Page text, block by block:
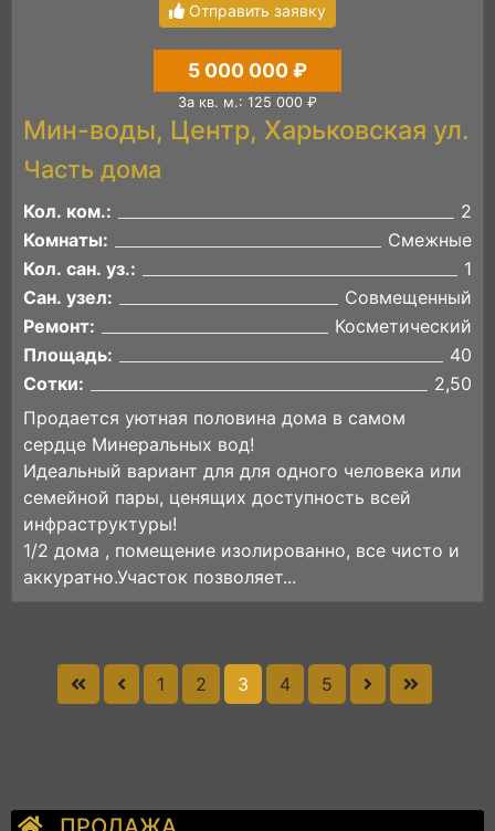
Отправить заявку
5 000 000 ₽
За кв. м.: 125 000 ₽
Мин-воды, Центр, Харьковская ул.
Часть дома
Кол. ком.:
2
Комнаты:
Смежные
Кол. сан. уз.:
1
Сан. узел:
Совмещенный
Ремонт:
Косметический
Площадь:
40
Сотки:
2,50
Продается уютная половина дома в самом
сердце Минеральных вод!
Идеальный вариант для для одного человека или
семейной пары, ценящих доступность всей
инфраструктуры!
1/2 дома , помещение изолированно, все чисто и
аккуратно.Участок позволяет...
1 2 3 4 5